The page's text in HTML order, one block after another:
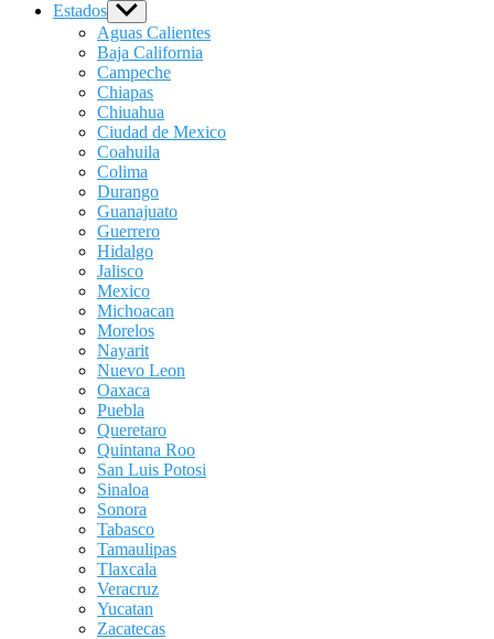
Estados Show
sub
menu
Aguas Calientes
Baja California
Campeche
Chiapas
Chiuahua
Ciudad de Mexico
Coahuila
Colima
Durango
Guanajuato
Guerrero
Hidalgo
Jalisco
Mexico
Michoacan
Morelos
Nayarit
Nuevo Leon
Oaxaca
Puebla
Queretaro
Quintana Roo
San Luis Potosi
Sinaloa
Sonora
Tabasco
Tamaulipas
Tlaxcala
Veracruz
Yucatan
Zacatecas